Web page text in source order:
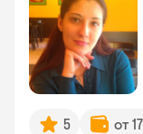
5 от